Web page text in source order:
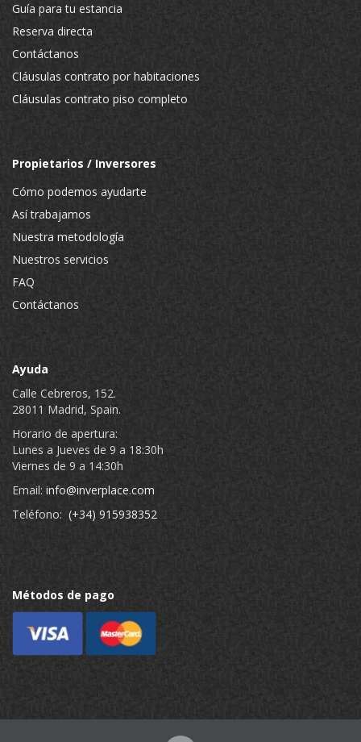
Guía para tu estancia
Reserva directa
Contáctanos
Cláusulas contrato por habitaciones
Cláusulas contrato piso completo
Propietarios / Inversores
Cómo podemos ayudarte
Así trabajamos
Nuestra metodología
Nuestros servicios
FAQ
Contáctanos
Ayuda
Calle Cebreros, 152.
28011 Madrid, Spain.
Horario de apertura:
Lunes a Jueves de 9 a 18:30h
Viernes de 9 a 14:30h
Email: info@inverplace.com
Teléfono: (+34) 915938352
Métodos de pago